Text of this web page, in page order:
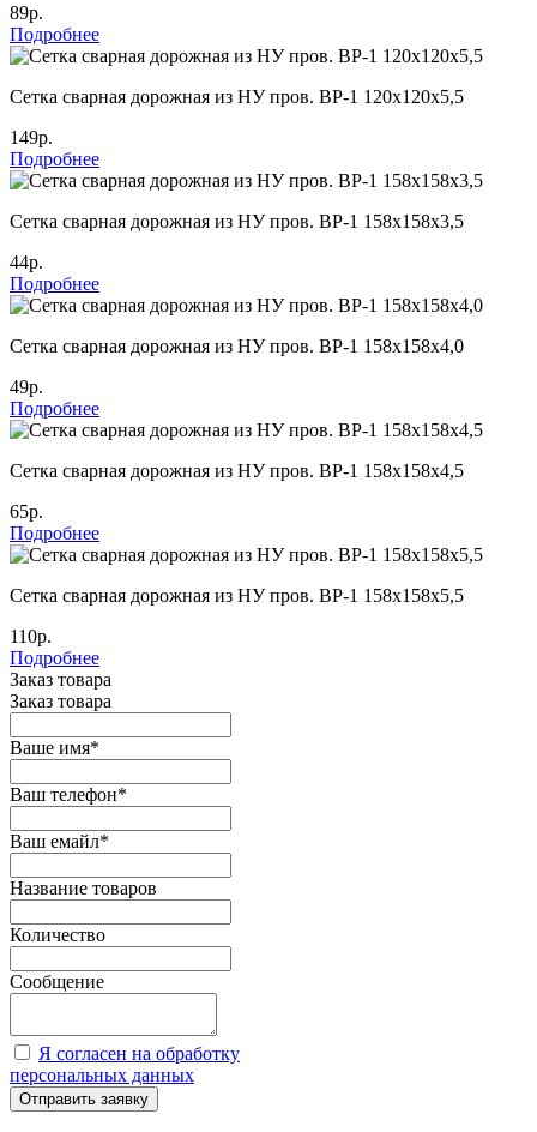
89р.
Подробнее
Cетка сварная дорожная из НУ пров. ВР-1 120х120х5,5
149р.
Подробнее
Cетка сварная дорожная из НУ пров. ВР-1 158х158х3,5
44р.
Подробнее
Cетка сварная дорожная из НУ пров. ВР-1 158х158х4,0
49р.
Подробнее
Cетка сварная дорожная из НУ пров. ВР-1 158х158х4,5
65р.
Подробнее
Cетка сварная дорожная из НУ пров. ВР-1 158х158х5,5
110р.
Подробнее
Заказ товара
Заказ товара
Ваше имя*
Ваш телефон*
Ваш емайл*
Название товаров
Количество
Сообщение
Я согласен на обработку
персональных данных
Отправить заявку